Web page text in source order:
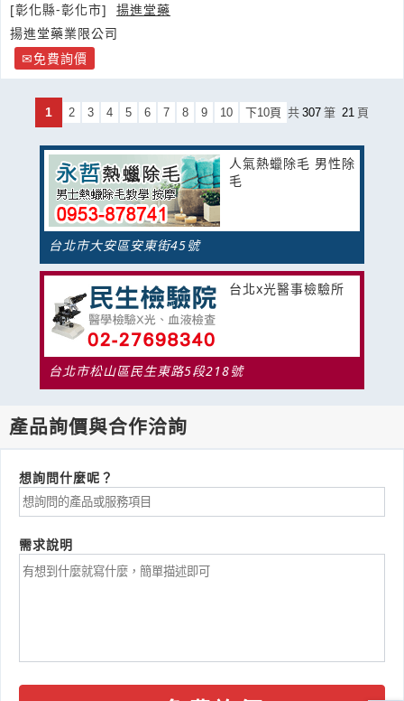
[彰化縣-彰化市]
揚進堂藥
揚進堂藥業限公司
免費詢價
1 2 3 4 5 6 7 8 9 10 下10頁 共 307 筆 21 頁
人氣熱蠟除毛 男性除
毛
台北市大安區安東街45號
台北x光醫事檢驗所
台北市松山區民生東路5段218號
產品詢價與合作洽詢
想詢問什麼呢？
需求說明